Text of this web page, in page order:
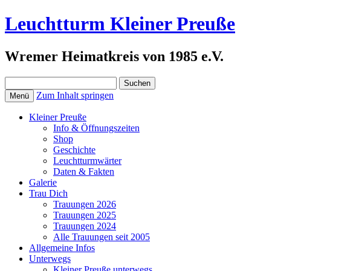
Leuchtturm Kleiner Preuße
Wremer Heimatkreis von 1985 e.V.
nach:
Menü Zum Inhalt springen
Kleiner Preuße
Info & Öffnungszeiten
Shop
Geschichte
Leuchtturmwärter
Daten & Fakten
Galerie
Trau Dich
Trauungen 2026
Trauungen 2025
Trauungen 2024
Alle Trauungen seit 2005
Allgemeine Infos
Unterwegs